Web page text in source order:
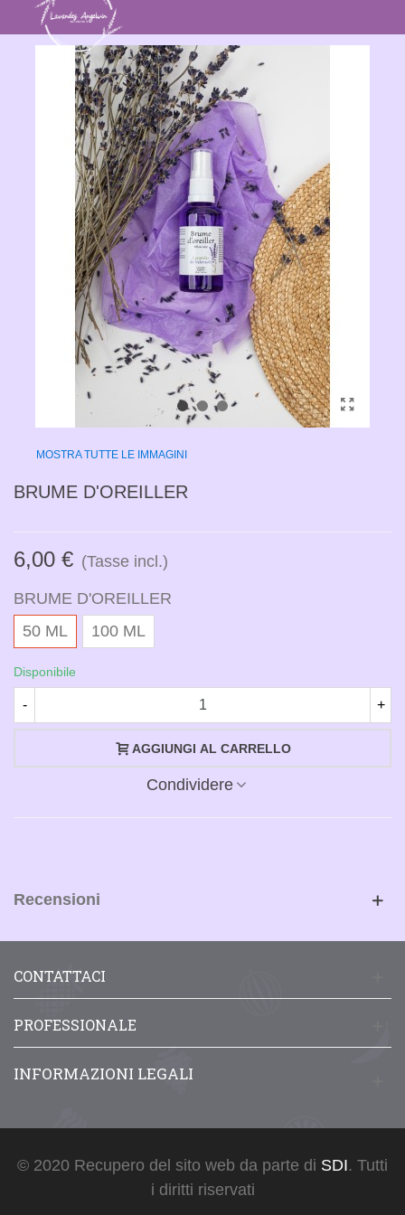
MOSTRA TUTTE LE IMMAGINI
BRUME D'OREILLER
6,00 € (Tasse incl.)
BRUME D'OREILLER
50 ML
100 ML
Disponibile
- +
AGGIUNGI AL CARRELLO
Condividere
Recensioni
CONTATTACI
PROFESSIONALE
INFORMAZIONI LEGALI
© 2020 Recupero del sito web da parte di SDI. Tutti
i diritti riservati